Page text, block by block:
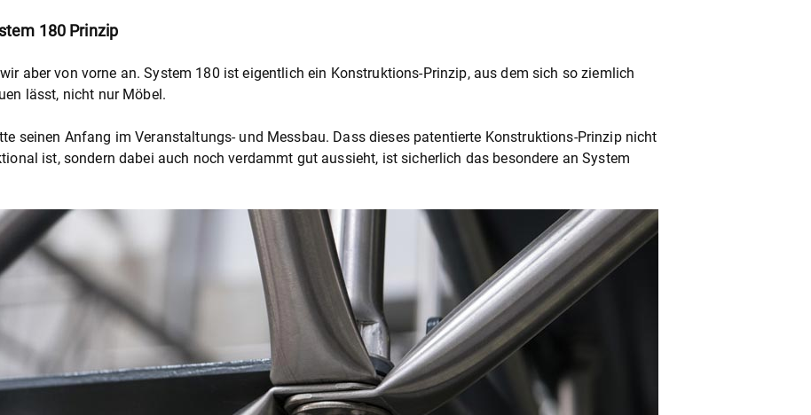
180 Prinzip
aber von vorne an. System 180 ist eigentlich ein Konstruktions-Prinzip, aus dem sich so ziemlich
lässt, nicht nur Möbel.
seinen Anfang im Veranstaltungs- und Messbau. Dass dieses patentierte Konstruktions-Prinzip nicht
ist, sondern dabei auch noch verdammt gut aussieht, ist sicherlich das besondere an System